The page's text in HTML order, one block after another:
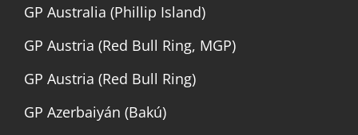
GP Australia (Phillip Island)
GP Austria (Red Bull Ring, MGP)
GP Austria (Red Bull Ring)
GP Azerbaiyán (Bakú)